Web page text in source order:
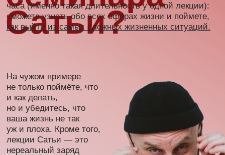
сатья в вашем
городе
сатья в вашем
городе
Отзывы
о семинарах